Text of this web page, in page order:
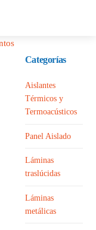
Categorías
Aislantes
Térmicos y
Termoacústicos
Panel Aislado
Láminas
traslúcidas
Láminas
metálicas